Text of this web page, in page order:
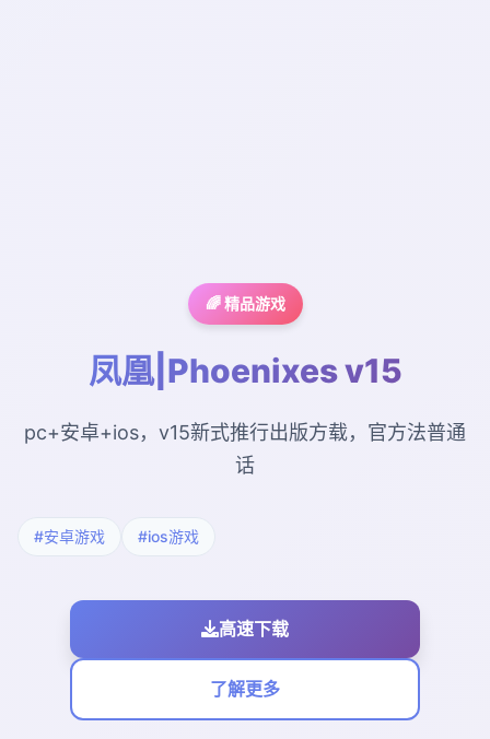
🌈 精品游戏
凤凰|Phoenixes v15
pc+安卓+ios，v15新式推行出版方载，官方法普通
话
#安卓游戏 #ios游戏
高速下载
了解更多